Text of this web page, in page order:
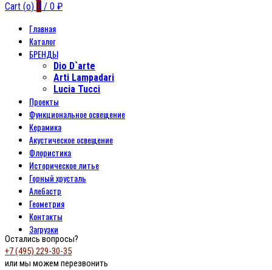
Cart (o) 0 / 0 ₽
Главная
Каталог
БРЕНДЫ
Dio D`arte
Arti Lampadari
Lucia Tucci
Проекты
Функциональное освещение
Керамика
Акустическое освещение
Флористика
Историческое литье
Горный хрусталь
Алебастр
Геометрия
Контакты
Загрузки
Остались вопросы?
+7 (495) 229-30-35
или мы можем перезвонить